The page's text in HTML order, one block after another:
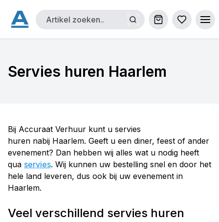
Winkelwagen
Servies huren Haarlem
Bij Accuraat Verhuur kunt u servies
huren nabij Haarlem. Geeft u een diner, feest of ander
evenement? Dan hebben wij alles wat u nodig heeft
qua servies. Wij kunnen uw bestelling snel en door het
hele land leveren, dus ook bij uw evenement in
Haarlem.
Veel verschillend servies huren